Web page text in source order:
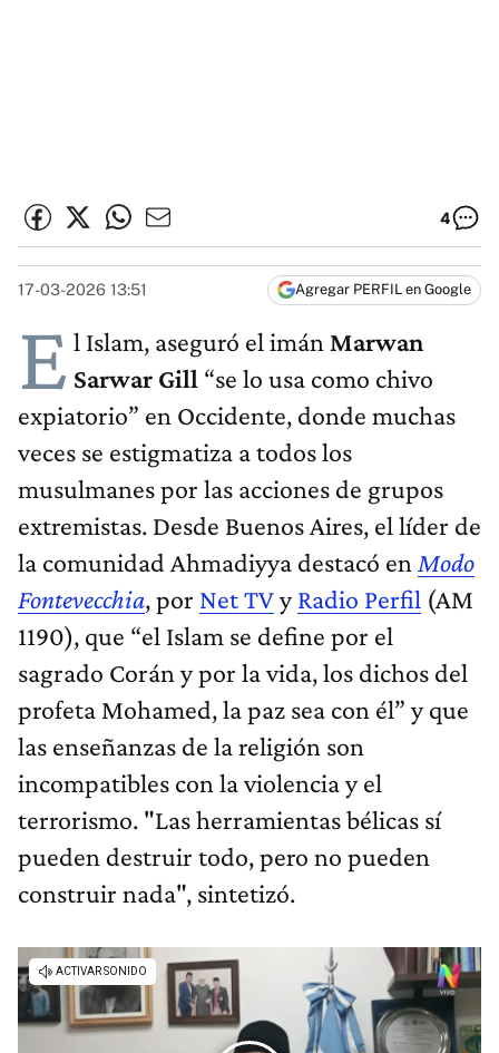
4
17-03-2026 13:51 Agregar PERFIL en Google
E l Islam, aseguró el imán Marwan
Sarwar Gill “se lo usa como chivo
expiatorio” en Occidente, donde muchas
veces se estigmatiza a todos los
musulmanes por las acciones de grupos
extremistas. Desde Buenos Aires, el líder de
la comunidad Ahmadiyya destacó en Modo
Fontevecchia, por Net TVyRadio Perfil (AM
1190), que “el Islam se define por el
sagrado Corán y por la vida, los dichos del
profeta Mohamed, la paz sea con él” y que
las enseñanzas de la religión son
incompatibles con la violencia y el
terrorismo. "Las herramientas bélicas sí
pueden destruir todo, pero no pueden
construir nada", sintetizó.